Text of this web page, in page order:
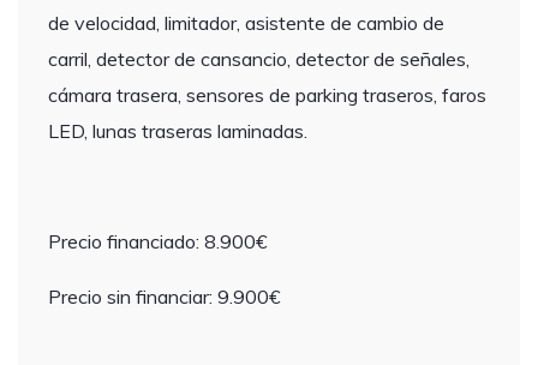
de velocidad, limitador, asistente de cambio de
carril, detector de cansancio, detector de señales,
cámara trasera, sensores de parking traseros, faros
LED, lunas traseras laminadas.
Precio financiado: 8.900€
Precio sin financiar: 9.900€